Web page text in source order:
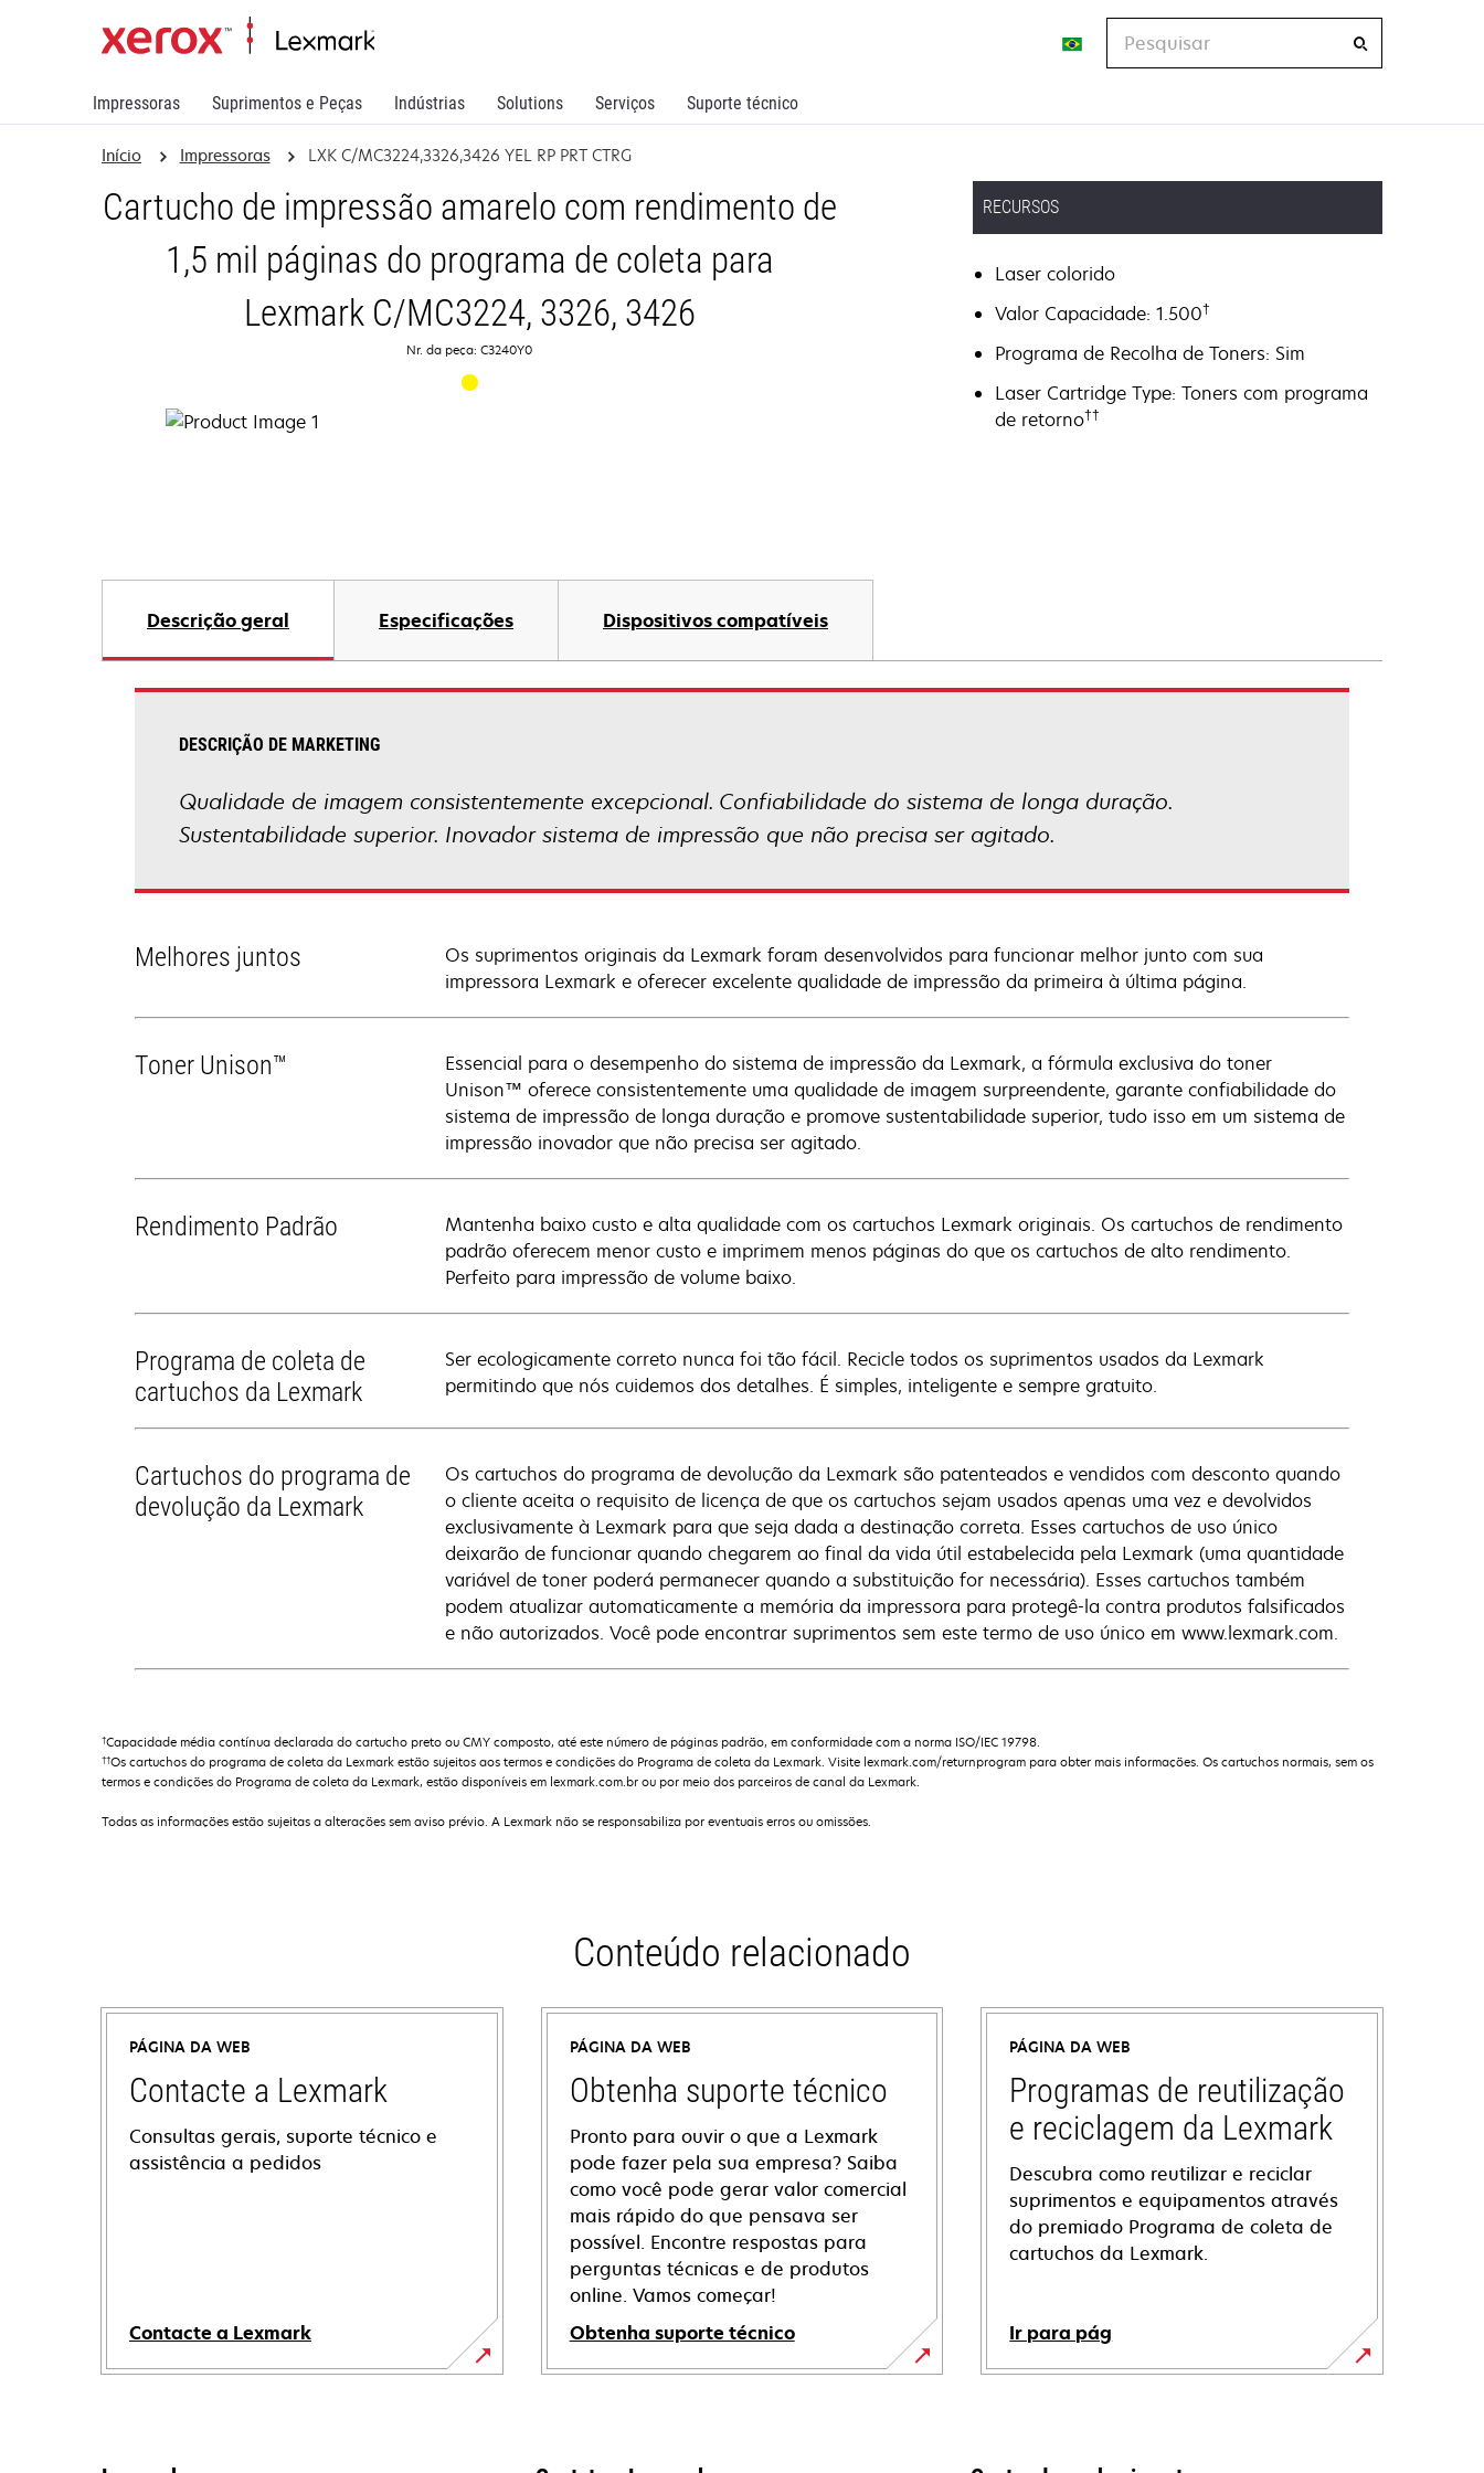
Impressoras Suprimentos e Peças Indústrias Solutions Serviços Suporte técnico
Início Impressoras LXK C/MC3224,3326,3426 YEL RP PRT CTRG
Cartucho de impressão amarelo com rendimento de
1,5 mil páginas do programa de coleta para
Lexmark C/MC3224, 3326, 3426
Nr. da peça: C3240Y0
RECURSOS
Laser colorido
Valor Capacidade: 1.500†
Programa de Recolha de Toners: Sim
Laser Cartridge Type: Toners com programa
de retorno††
Descrição geral Especificações Dispositivos compatíveis
DESCRIÇÃO DE MARKETING
Qualidade de imagem consistentemente excepcional. Confiabilidade do sistema de longa duração.
Sustentabilidade superior. Inovador sistema de impressão que não precisa ser agitado.
Melhores juntos
Os suprimentos originais da Lexmark foram desenvolvidos para funcionar melhor junto com sua
impressora Lexmark e oferecer excelente qualidade de impressão da primeira à última página.
Toner Unison™
Essencial para o desempenho do sistema de impressão da Lexmark, a fórmula exclusiva do toner
Unison™ oferece consistentemente uma qualidade de imagem surpreendente, garante confiabilidade do
sistema de impressão de longa duração e promove sustentabilidade superior, tudo isso em um sistema de
impressão inovador que não precisa ser agitado.
Rendimento Padrão
Mantenha baixo custo e alta qualidade com os cartuchos Lexmark originais. Os cartuchos de rendimento
padrão oferecem menor custo e imprimem menos páginas do que os cartuchos de alto rendimento.
Perfeito para impressão de volume baixo.
Programa de coleta de
cartuchos da Lexmark
Ser ecologicamente correto nunca foi tão fácil. Recicle todos os suprimentos usados da Lexmark
permitindo que nós cuidemos dos detalhes. É simples, inteligente e sempre gratuito.
Cartuchos do programa de
devolução da Lexmark
Os cartuchos do programa de devolução da Lexmark são patenteados e vendidos com desconto quando
o cliente aceita o requisito de licença de que os cartuchos sejam usados apenas uma vez e devolvidos
exclusivamente à Lexmark para que seja dada a destinação correta. Esses cartuchos de uso único
deixarão de funcionar quando chegarem ao final da vida útil estabelecida pela Lexmark (uma quantidade
variável de toner poderá permanecer quando a substituição for necessária). Esses cartuchos também
podem atualizar automaticamente a memória da impressora para protegê-la contra produtos falsificados
e não autorizados. Você pode encontrar suprimentos sem este termo de uso único em www.lexmark.com.
†Capacidade média contínua declarada do cartucho preto ou CMY composto, até este número de páginas padrão, em conformidade com a norma ISO/IEC 19798.
††Os cartuchos do programa de coleta da Lexmark estão sujeitos aos termos e condições do Programa de coleta da Lexmark. Visite lexmark.com/returnprogram para obter mais informações. Os cartuchos normais, sem os
termos e condições do Programa de coleta da Lexmark, estão disponíveis em lexmark.com.br ou por meio dos parceiros de canal da Lexmark.
Todas as informações estão sujeitas a alterações sem aviso prévio. A Lexmark não se responsabiliza por eventuais erros ou omissões.
Conteúdo relacionado
PÁGINA DA WEB
Contacte a Lexmark
Consultas gerais, suporte técnico e
assistência a pedidos
Contacte a Lexmark
PÁGINA DA WEB
Obtenha suporte técnico
Pronto para ouvir o que a Lexmark
pode fazer pela sua empresa? Saiba
como você pode gerar valor comercial
mais rápido do que pensava ser
possível. Encontre respostas para
perguntas técnicas e de produtos
online. Vamos começar!
Obtenha suporte técnico
abre
PÁGINA DA WEB
Programas de reutilização
e reciclagem da Lexmark
Descubra como reutilizar e reciclar
suprimentos e equipamentos através
do premiado Programa de coleta de
cartuchos da Lexmark.
Ir para pág